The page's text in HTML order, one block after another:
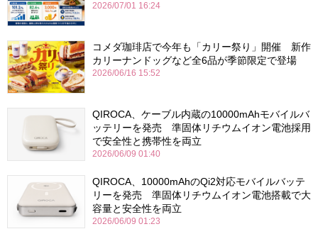
2026/07/01 16:24
コメダ珈琲店で今年も「カリー祭り」開催 新作
カリーナンドッグなど全6品が季節限定で登場
2026/06/16 15:52
QIROCA、ケーブル内蔵の10000mAhモバイルバ
ッテリーを発売 準固体リチウムイオン電池採用
で安全性と携帯性を両立
2026/06/09 01:40
QIROCA、10000mAhのQi2対応モバイルバッテ
リーを発売 準固体リチウムイオン電池搭載で大
容量と安全性を両立
2026/06/09 01:23